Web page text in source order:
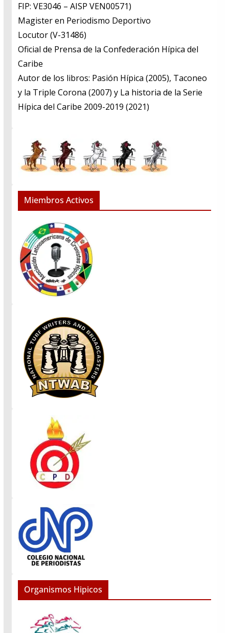
FIP: VE3046 – AISP VEN00571)
​Magister en Periodismo Deportivo
​Locutor (V-31486)
​Oficial de Prensa de la Confederación Hípica del
Caribe
​Autor de los libros: Pasión Hípica (2005), Taconeo
y la Triple Corona (2007) y La historia de la Serie
Hípica del Caribe 2009-2019 (2021)
Miembros Activos
Organismos Hipicos